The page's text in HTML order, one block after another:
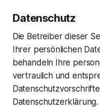
Datenschutz
Die Betreiber dieser
Ihrer persönlichen
behandeln Ihre
vertraulich und
Datenschutzerklärung.